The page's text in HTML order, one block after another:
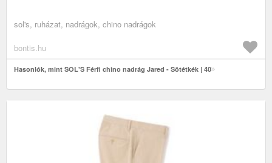
sol's, ruházat, nadrágok, chino nadrágok
bontis.hu
Hasonlók, mint SOL'S Férfi chino nadrág Jared - Sötétkék | 40